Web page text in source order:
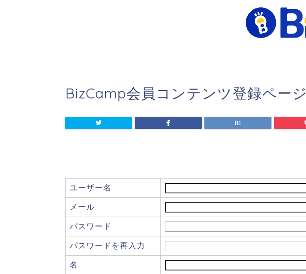
BizCamp会員コンテンツ登録ページ
ユーザー名
メール
パスワード
パスワードを再入力
名